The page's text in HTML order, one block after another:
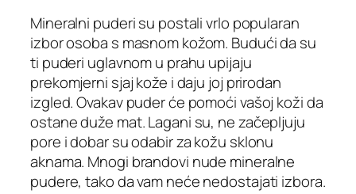
Mineralni puderi su postali vrlo popularan
izbor osoba s masnom kožom. Budući da su
ti puderi uglavnom u prahu upijaju
prekomjerni sjaj kože i daju joj prirodan
izgled. Ovakav puder će pomoći vašoj koži da
ostane duže mat. Lagani su, ne začepljuju
pore i dobar su odabir za kožu sklonu
aknama. Mnogi brandovi nude mineralne
pudere, tako da vam neće nedostajati izbora.